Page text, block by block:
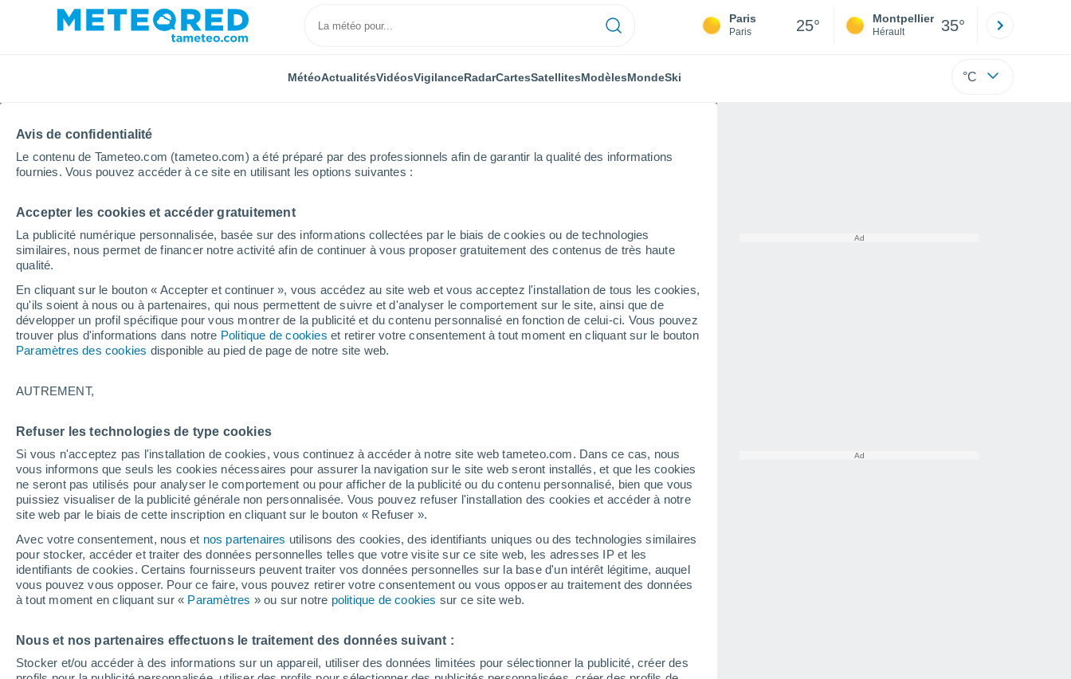
Avis de confidentialité
Le contenu de Tameteo.com (tameteo.com) a été préparé par des professionnels afin de garantir la qualité des informations
fournies. Vous pouvez accéder à ce site en utilisant les options suivantes :
Accepter les cookies et accéder gratuitement
La publicité numérique personnalisée, basée sur des informations collectées par le biais de cookies ou de technologies
similaires, nous permet de financer notre activité afin de continuer à vous proposer gratuitement des contenus de très haute
qualité.
En cliquant sur le bouton « Accepter et continuer », vous accédez au site web et vous acceptez l'installation de tous les cookies,
qu'ils soient à nous ou à partenaires, qui nous permettent de suivre et d'analyser le comportement sur le site, ainsi que de
développer un profil spécifique pour vous montrer de la publicité et du contenu personnalisé en fonction de celui-ci. Vous pouvez
trouver plus d'informations dans notre Politique de cookies et retirer votre consentement à tout moment en cliquant sur le bouton
Paramètres des cookies disponible au pied de page de notre site web.
AUTREMENT,
Refuser les technologies de type cookies
Si vous n'acceptez pas l'installation de cookies, vous continuez à accéder à notre site web tameteo.com. Dans ce cas, nous
vous informons que seuls les cookies nécessaires pour assurer la navigation sur le site web seront installés, et que les cookies
ne seront pas utilisés pour analyser le comportement ou pour afficher de la publicité ou du contenu personnalisé, bien que vous
puissiez visualiser de la publicité générale non personnalisée. Vous pouvez refuser l'installation des cookies et accéder à notre
site web par le biais de cette inscription en cliquant sur le bouton « Refuser ».
Avec votre consentement, nous et nos partenaires utilisons des cookies, des identifiants uniques ou des technologies similaires
pour stocker, accéder et traiter des données personnelles telles que votre visite sur ce site web, les adresses IP et les
identifiants de cookies. Certains fournisseurs peuvent traiter vos données personnelles sur la base d'un intérêt légitime, auquel
vous pouvez vous opposer. Pour ce faire, vous pouvez retirer votre consentement ou vous opposer au traitement des données
à tout moment en cliquant sur « Paramètres » ou sur notre politique de cookies sur ce site web.
Nous et nos partenaires effectuons le traitement des données suivant :
Stocker et/ou accéder à des informations sur un appareil, utiliser des données limitées pour sélectionner la publicité, créer des
Paris
Paris 25° Montpellier
Hérault 35°
MétéoActualitésVidéosVigilanceRadarCartesSatellitesModèlesMondeSki °C
Accueil Canada Province de l'Alberta
La météo dans toutes les localités de la
province de l'Alberta
Toutes les localités de la province de l'Alberta
D - E F - G
Fairview
Fallis
Faust
Fawcett
Fenn
Ferintosh
Ferrier
Fifth Meridian
Finnegan
Fort Assiniboine
Fort Chipewyan
Fort Chipewyan Automated Reporting Station
Fort Kent
Fort Macleod
Fort Mcmurray
Fort Saskatchewan
Fort Vermilion